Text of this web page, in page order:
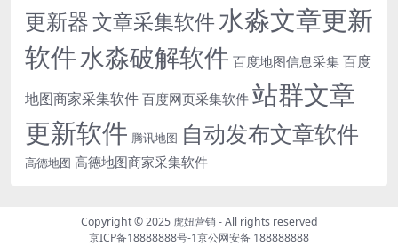
更新器文章采集软件水淼文章更新
软件水淼破解软件 百度地图信息采集 百度
地图商家采集软件 百度网页采集软件 站群文章
更新软件 腾讯地图 自动发布文章软件
高德地图 高德地图商家采集软件
Copyright © 2025 虎妞营销- All rights reserved
京ICP备18888888号-1京公网安备 188888888